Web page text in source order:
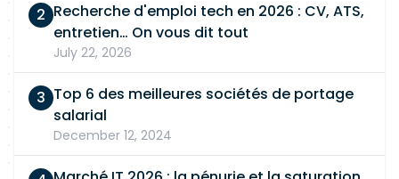
Recherche d'emploi tech en 2026 : CV, ATS,
entretien… On vous dit tout
July 22, 2026
Top 6 des meilleures sociétés de portage
salarial
December 12, 2024